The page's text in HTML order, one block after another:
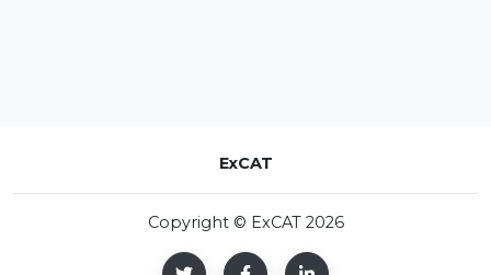
ExCAT
Copyright © ExCAT 2026